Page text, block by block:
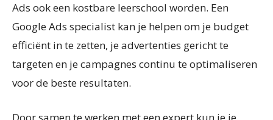
Ads ook een kostbare leerschool worden. Een
Google Ads specialist kan je helpen om je budget
efficiënt in te zetten, je advertenties gericht te
targeten en je campagnes continu te optimaliseren
voor de beste resultaten.